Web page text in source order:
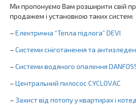
Ми пропонуємо Вам розширити свій
продажем і установкою таких систем:
–Електрична “Тепла підлога” DEVI
–Системи сніготанення та
–Системи водяного опалення
–Центральний пилосос CYCLOVAC
– Захист від потопу у квартирах і